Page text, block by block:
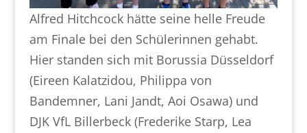
Alfred Hitchcock hätte seine helle Freude
am Finale bei den Schülerinnen gehabt.
Hier standen sich mit Borussia Düsseldorf
(Eireen Kalatzidou, Philippa von
Bandemner, Lani Jandt, Aoi Osawa) und
DJK VfL Billerbeck (Frederike Starp, Lea